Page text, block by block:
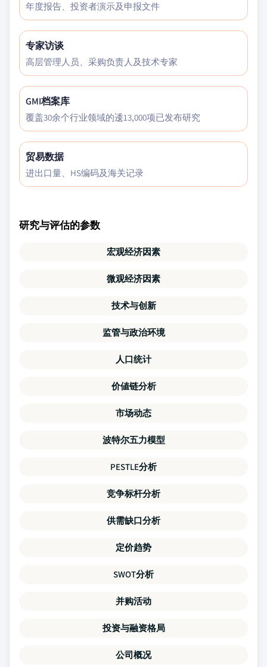
年度报告、投资者演示及申报文件
专家访谈
高层管理人员、采购负责人及技术专家
GMI档案库
覆盖30余个行业领域的逶13,000项已发布研究
贸易数据
进出口量、HS编码及海关记录
研究与评估的参数
宏观经济因素
微观经济因素
技术与创新
监管与政治环境
人口统计
价値链分析
市场动态
波特尔五力模型
PESTLE分析
竞争标杆分析
供需缺口分析
定价趋势
SWOT分析
并购活动
投资与融资格局
公司概况